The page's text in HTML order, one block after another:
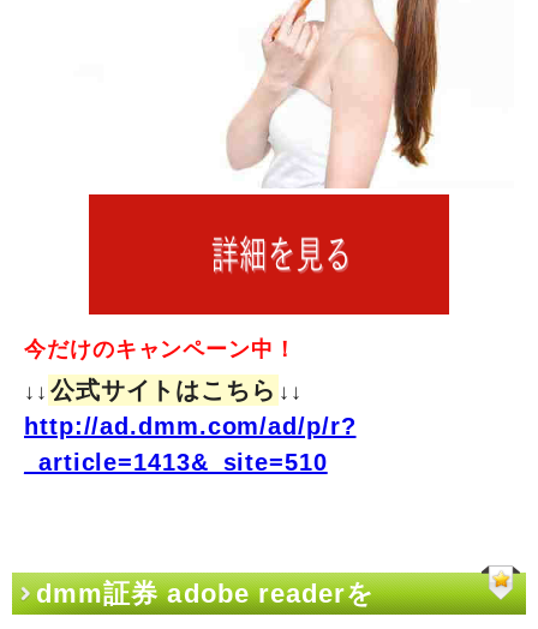
今だけのキャンペーン中！
↓↓ 公式サイトはこちら ↓↓
http://ad.dmm.com/ad/p/r?
_article=1413&_site=510
dmm証券 adobe readerを